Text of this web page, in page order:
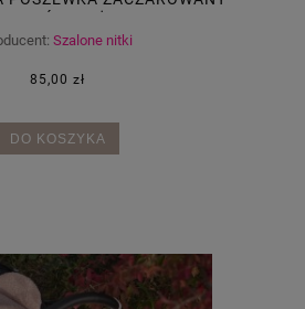
Szalone nitki
85,00 zł
DO KOSZYKA